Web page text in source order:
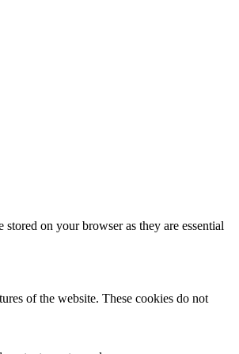
on your browser as they are essential
of the website. These cookies do not